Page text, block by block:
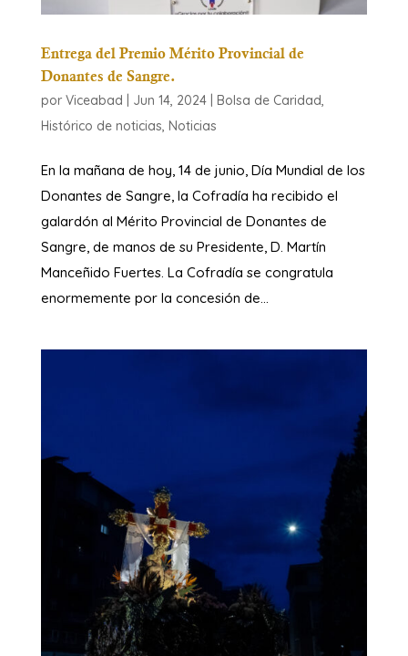
Entrega del Premio Mérito Provincial de
Donantes de Sangre.
por Viceabad Jun 14, 2024| Bolsa de Caridad,
Histórico de noticias, Noticias
En la mañana de hoy, 14 de junio, Día Mundial de los
Donantes de Sangre, la Cofradía ha recibido el
galardón al Mérito Provincial de Donantes de
Sangre, de manos de su Presidente, D. Martín
Manceñido Fuertes. La Cofradía se congratula
enormemente por la concesión de...